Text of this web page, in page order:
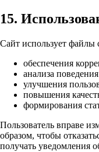
15.
Сайт использует файлы
обеспечения
анализа
улучшения
повышения
формирования
Пользователь вправе
образом, чтобы
получать уведомления